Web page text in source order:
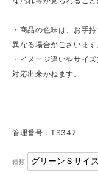
・商品の色味は、お手
異なる場合がございます
・イメージ違いやサイ
対応出来かねます。
管理番号：TS347
種類